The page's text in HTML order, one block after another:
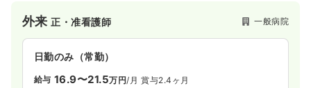
外来正・准看護師 一般病院
日勤のみ（常勤）
給与 16.9〜21.5万円/月 賞与2.4ヶ月